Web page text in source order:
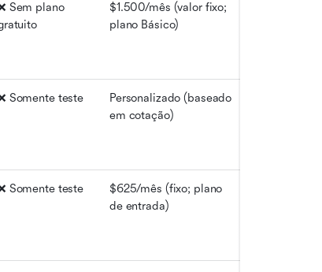
Sem plano
$1.500/mês (valor fixo;
plano Básico)
Somente teste
Personalizado (baseado
em cotação)
Somente teste
$625/mês (fixo; plano
de entrada)